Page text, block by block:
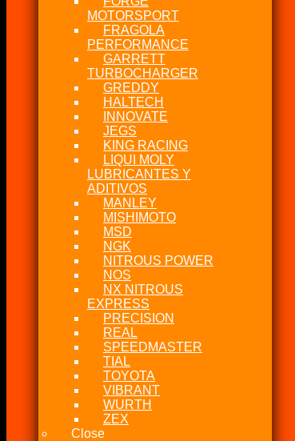
MOTORSPORT
FRAGOLA
PERFORMANCE
GARRETT
TURBOCHARGER
GREDDY
HALTECH
INNOVATE
JEGS
KING RACING
LIQUI MOLY
LUBRICANTES Y
ADITIVOS
MANLEY
MISHIMOTO
MSD
NGK
NITROUS POWER
NOS
NX NITROUS
EXPRESS
PRECISION
REAL
SPEEDMASTER
TIAL
TOYOTA
VIBRANT
WURTH
ZEX
Close